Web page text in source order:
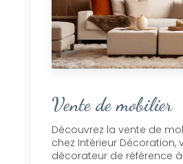
Vente de mobilier
Découvrez la vente de
chez Intérieur Décoration,
décorateur de référence à